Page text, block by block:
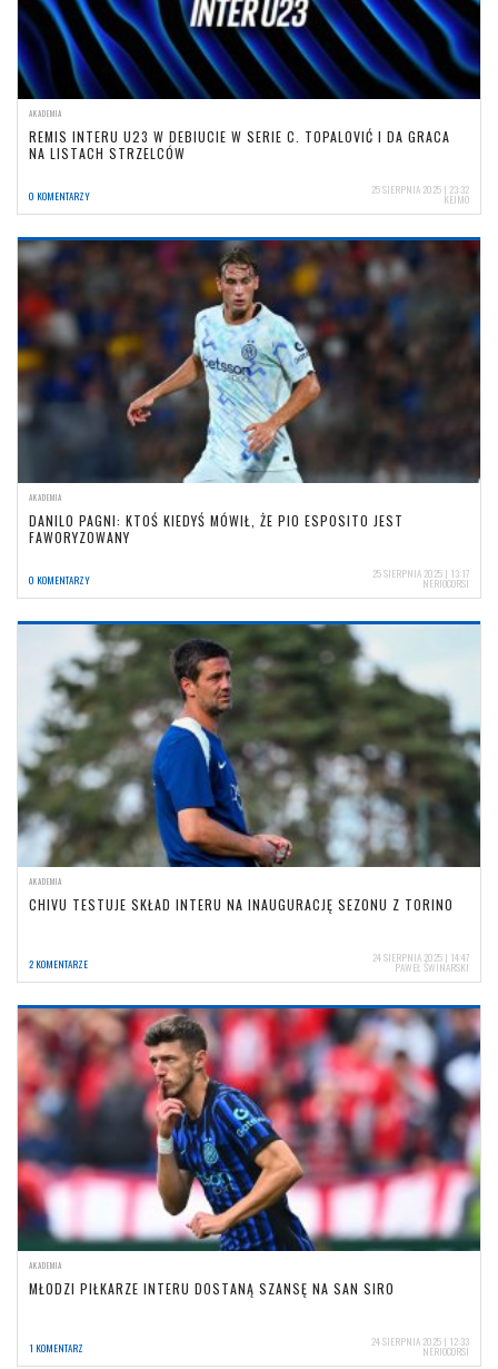
AKADEMIA
REMIS INTERU U23 W DEBIUCIE W SERIE C. TOPALOVIĆ I DA GRACA
NA LISTACH STRZELCÓW
0 KOMENTARZY 25 SIERPNIA 2025 | 23:32
KEJMO
AKADEMIA
DANILO PAGNI: KTOŚ KIEDYŚ MÓWIŁ, ŻE PIO ESPOSITO JEST
FAWORYZOWANY
0 KOMENTARZY 25 SIERPNIA 2025 | 13:17
NERIOCORSI
AKADEMIA
CHIVU TESTUJE SKŁAD INTERU NA INAUGURACJĘ SEZONU Z TORINO
2 KOMENTARZE 24 SIERPNIA 2025 | 14:47
PAWEŁ ŚWINARSKI
AKADEMIA
MŁODZI PIŁKARZE INTERU DOSTANĄ SZANSĘ NA SAN SIRO
1 KOMENTARZ 24 SIERPNIA 2025 | 12:33
NERIOCORSI